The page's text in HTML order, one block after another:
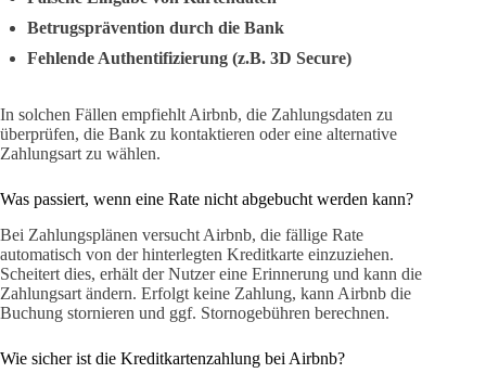
Betrugsprävention durch die Bank
Fehlende Authentifizierung (z.B. 3D Secure)
In solchen Fällen empfiehlt Airbnb, die Zahlungsdaten zu
überprüfen, die Bank zu kontaktieren oder eine alternative
Zahlungsart zu wählen.
Was passiert, wenn eine Rate nicht abgebucht werden kann?
Bei Zahlungsplänen versucht Airbnb, die fällige Rate
automatisch von der hinterlegten Kreditkarte einzuziehen.
Scheitert dies, erhält der Nutzer eine Erinnerung und kann die
Zahlungsart ändern. Erfolgt keine Zahlung, kann Airbnb die
Buchung stornieren und ggf. Stornogebühren berechnen.
Wie sicher ist die Kreditkartenzahlung bei Airbnb?